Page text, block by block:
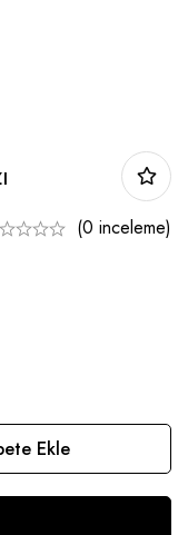
(0 inceleme)
Ekle